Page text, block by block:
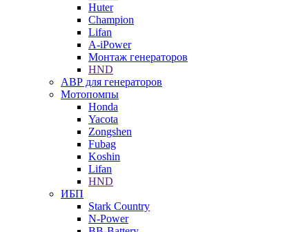
Huter
Champion
Lifan
A-iPower
Монтаж генераторов
HND
АВР для генераторов
Мотопомпы
Honda
Yacota
Zongshen
Fubag
Koshin
Lifan
HND
ИБП
Stark Country
N-Power